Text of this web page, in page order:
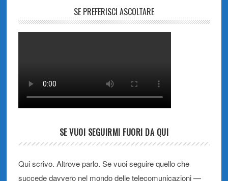
SE PREFERISCI ASCOLTARE
SE VUOI SEGUIRMI FUORI DA QUI
Qui scrivo. Altrove parlo. Se vuoi seguire quello che
succede davvero nel mondo delle telecomunicazioni —